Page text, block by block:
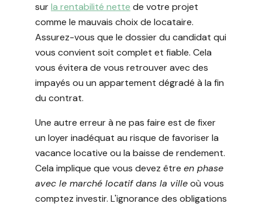
surla rentabilité nette de votre projet
comme le mauvais choix de locataire.
Assurez-vous que le dossier du candidat qui
vous convient soit complet et fiable. Cela
vous évitera de vous retrouver avec des
impayés ou un appartement dégradé à la fin
du contrat.
Une autre erreur à ne pas faire est de fixer
un loyer inadéquat au risque de favoriser la
vacance locative ou la baisse de rendement.
Cela implique que vous devez être en phase
avec le marché locatif dans la villeoù vous
comptez investir. L'ignorance des obligations